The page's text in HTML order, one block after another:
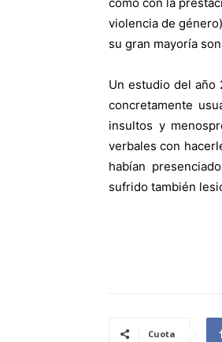
violencia de
su gran mayoría
Un estudio del año
concretamente
insultos y
verbales con
habían
sufrido también
Cuota